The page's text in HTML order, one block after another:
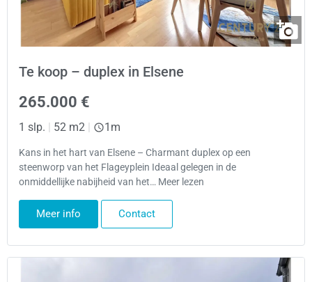
Te koop – duplex in Elsene
265.000 €
1 slp. | 52 m2 | 1m
Kans in het hart van Elsene – Charmant duplex op een
steenworp van het Flageyplein Ideaal gelegen in de
onmiddellijke nabijheid van het… Meer lezen
Meer info Contact